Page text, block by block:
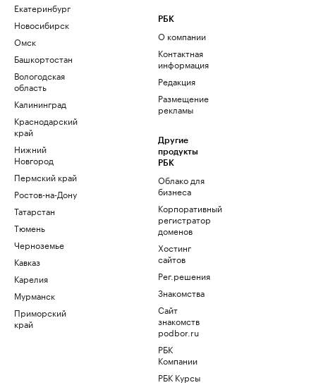
Екатеринбург
Новосибирск
Омск
Башкортостан
Вологодская
область
Калининград
Краснодарский
край
Нижний
Новгород
Пермский край
Ростов-на-Дону
Татарстан
Тюмень
Черноземье
Кавказ
Карелия
Мурманск
Приморский
край
РБК
О компании
Контактная
информация
Редакция
Размещение
рекламы
Другие
продукты
РБК
Облако для
бизнеса
Корпоративный
регистратор
доменов
Хостинг
сайтов
Рег.решения
Знакомства
Сайт
знакомств
podbor.ru
РБК
Компании
РБК Курсы